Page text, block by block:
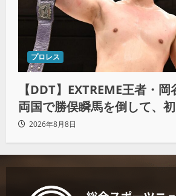
プロレス
【DDT】EXTREME王者・
両国で勝俣瞬馬を倒して、
王者”になれる」
2026年8月8日